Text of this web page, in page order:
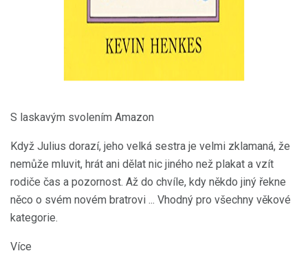
S laskavým svolením Amazon
Když Julius dorazí, jeho velká sestra je velmi zklamaná, že
nemůže mluvit, hrát ani dělat nic jiného než plakat a vzít
rodiče čas a pozornost. Až do chvíle, kdy někdo jiný řekne
něco o svém novém bratrovi ... Vhodný pro všechny věkové
kategorie.
Více